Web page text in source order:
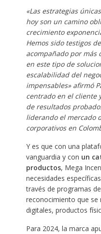
«Las estrategias
hoy son un camino
crecimiento
Hemos sido testigos
acompañado por más
en este tipo de
escalabilidad del
impensables» afirmó
centrado en el cliente
de resultados
liderando el mercado
corporativos en
Y es que con una
vanguardia y con un
productos, Mega
necesidades
través de programas
reconocimiento que se
digitales, productos
Para 2024, la marca